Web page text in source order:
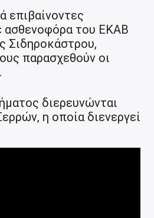
επιβαίνοντες
ασθενοφόρα του ΕΚΑΒ
Σιδηροκάστρου,
παρασχεθούν οι
διερευνώνται
η οποία διενεργεί